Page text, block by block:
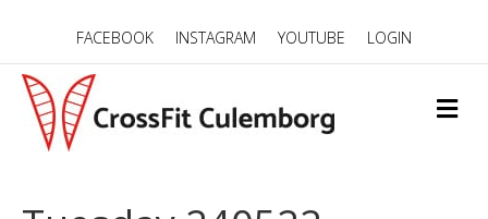
FACEBOOK INSTAGRAM YOUTUBE LOGIN
M
E